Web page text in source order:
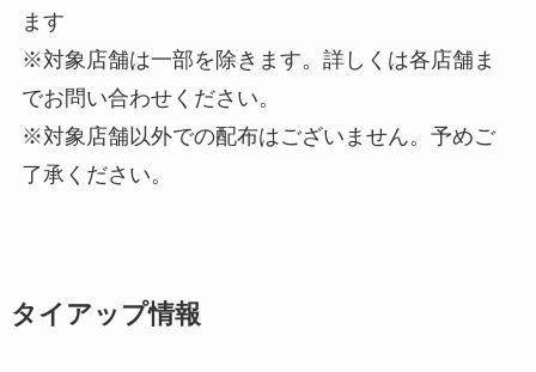
ます
※対象店舗は一部を除きます。詳しくは各店舗ま
でお問い合わせください。
※対象店舗以外での配布はございません。予めご
了承ください。
タイアップ情報